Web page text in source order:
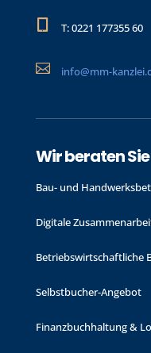
T: 0221 177355 60
 info@mm-
Wir beraten
Bau- und
Digitale
Betriebswirtschaftliche
Selbstbucher-Angebot
Finanzbuchhaltung &